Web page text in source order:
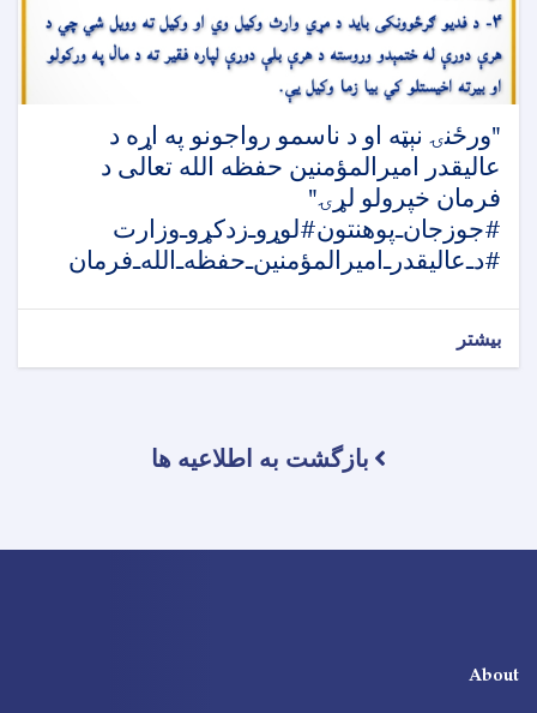
‏"ورځنۍ نېټه او د ناسمو رواجونو په اړه د
عالیقدر امیرالمؤمنین حفظه الله تعالی د
فرمان خپرولو لړۍ"
#جوزجان‌ـ‌پوهنتون‎#لوړوـ‌‌زدکړوـ‌وزارت
بیشتر
بازگشت به اطلاعیه ها
About